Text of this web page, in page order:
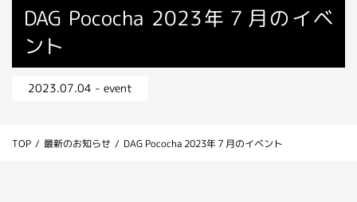
所属ライバー
インタビュー
メディア
お問い合わせ
DAG Pococha 2023年７月のイベ
ント
2023.07.04 - event
TOP / 最新のお知らせ / DAG Pococha 2023年７月のイベント